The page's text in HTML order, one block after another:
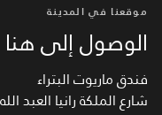
موقعنا في المدينة
الوصول إلى هنا
فندق ماريوت البتراء
شارع الملكة رانيا العبد